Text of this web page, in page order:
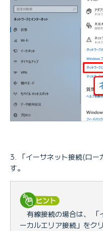
「イーサネット接続(ロ
す。
有線接続の場合は、 「
ーカルエリア接続」をク